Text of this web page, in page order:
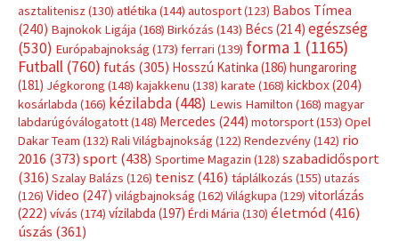
asztalitenisz (130) atlétika (144) autosport(123) Babos Tímea
(240) Bajnokok Ligája (168) Birkózás (143) Bécs (214) egészség
(530) Európabajnokság (173) ferrari (139) forma 1 (1165)
Futball (760) futás (305) Hosszú Katinka (186) hungaroring
(181) Jégkorong (148) kajakkenu (138) karate (168) kickbox(204)
kosárlabda (166) kézilabda(448) Lewis Hamilton (168) magyar
labdarúgóválogatott(148) Mercedes (244) motorsport(153) Opel
Dakar Team (132) Rali Világbajnokság (122) Rendezvény(142) rio
2016 (373) sport(438) Sportime Magazin (128) szabadidősport
(316) Szalay Balázs (126) tenisz (416) táplálkozás (155) utazás
(126) Video (247) világbajnokság (162) Világkupa (129) vitorlázás
(222) vívás (174) vízilabda (197) Érdi Mária (130) életmód(416)
úszás (361)